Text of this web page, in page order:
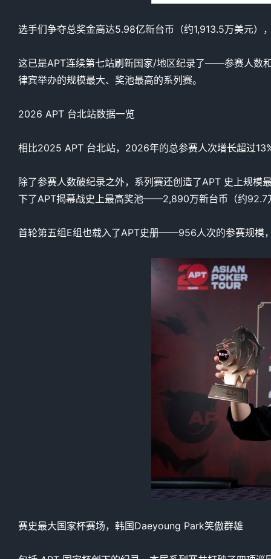
选手们争夺总奖金高达5.98亿新台币（约1,913.5万美元
这已是APT连续第七站刷新国家/地区纪录了——参赛人数
律宾举办的规模最大、奖池最高的系列赛。
2026 APT 台北站数据一览
相比2025 APT 台北站，2026年的总参赛人次增长超过
除了参赛人数破纪录之外，系列赛还创造了APT 史上规
下了APT揭幕战史上最高奖池——2,890万新台币（约92.7
首轮第五组E组也载入了APT史册——956人次的参赛规模
赛史最大国家杯赛场，韩国Daeyoung Park笑傲群雄